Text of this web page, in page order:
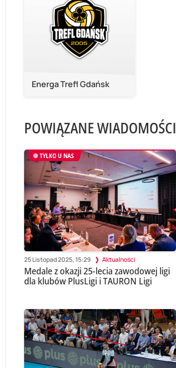
Energa Trefl Gdańsk
POWIĄZANE WIADOMOŚCI
TYLKO U NAS
25 Listopad 2025, 15:29 Aktualności
Medale z okazji 25-lecia zawodowej ligi
dla klubów PlusLigi i TAURON Ligi